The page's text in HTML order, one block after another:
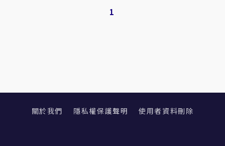
1
關於我們 隱私權保護聲明 使用者資料刪除